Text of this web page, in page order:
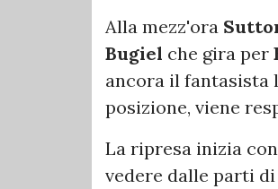
Alla mezz'ora
Bugiel che gira per
ancora il fantasista
posizione, viene
La ripresa inizia
vedere dalle parti di